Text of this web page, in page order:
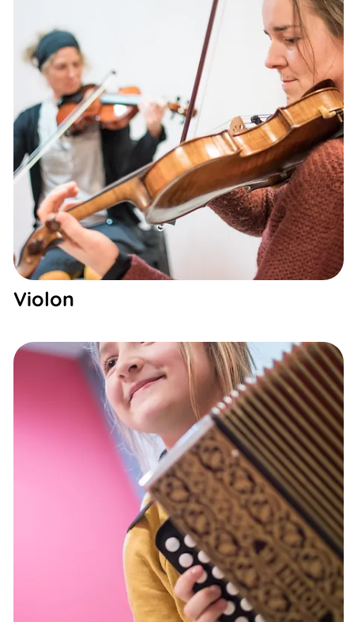
Violon